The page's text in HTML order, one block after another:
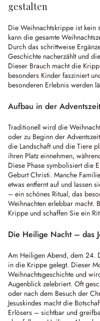
gestalten
Die Weihnachtskrippe ist kein
kann die gesamte
Durch das schrittweise
Geschichte nacherzählt und
Dieser Brauch macht die
besonders Kinder fasziniert
besonderen Erlebnis werden
Aufbau in der Adventszeit
Traditionell wird die
oder zu Beginn der
die Landschaft und die Tiere
ihren Platz einnehmen,
Diese Phase symbolisiert die
Geburt Christi. Manche
etwas entfernt auf und lassen
– ein schönes Ritual, das
Weihnachten erlebbar macht.
Krippe und schaffen Sie ein
Die Heilige Nacht – das
Am Heiligen Abend, dem 24.
in die Krippe gelegt. Dieser
Weihnachtsgeschichte und
Augenblick zelebriert. Oft
oder nach dem Besuch der
Jesuskindes macht die
Erlösers – sichtbar und